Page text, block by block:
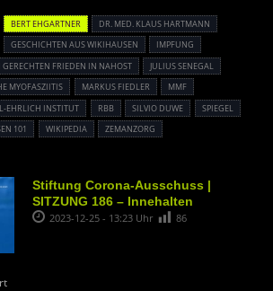
BERT EHGARTNER
DR. MED. KLAUS HARTMANN
GESCHICHTEN AUS WIKIHAUSEN
IMPFUNG
FRIEDEN IN NAHOST
JULIUS SENEGAL
MYOFASZIITIS MARKUS FIEDLER
MMF
EHRLICH INSTITUT RBB SILVIO DUWE
SPIEGEL
101 WIKIPEDIA ZEMANZORG
Stiftung Corona-Ausschuss |
SITZUNG 186 – Innehalten
2023-12-25 - 13:23 Uhr 86